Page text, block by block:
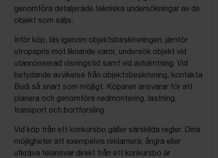
genomföra detaljerade tekniska undersökningar av de
objekt som säljs.
Inför köp, läs igenom objektsbeskrivningen, jämför
utropspris mot liknande varor, undersök objekt vid
utannonserad visningstid samt vid avhämtning. Vid
betydande avvikelse från objektsbeskrivning, kontakta
Budi så snart som möjligt. Köparen ansvarar för att
planera och genomföra nedmontering, lastning,
transport och bortforsling.
Vid köp från ett konkursbo gäller särskilda regler. Dina
möjligheter att exempelvis reklamera, ångra eller
utkräva felansvar direkt från ett konkursbo är